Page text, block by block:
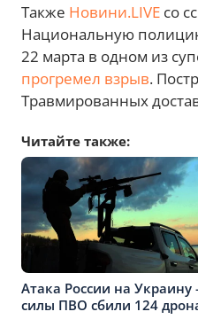
Также Новини.LIVE со
Национальную
22 марта в одном из
прогремел взрыв.
Травмированных
Читайте также:
Атака России на
силы ПВО сбили 124